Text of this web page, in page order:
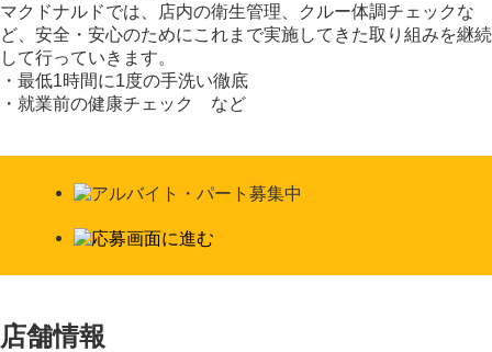
マクドナルドでは、店内の衛生管理、クルー体調チェックな
ど、安全・安心のためにこれまで実施してきた取り組みを継続
して行っていきます。
・最低1時間に1度の手洗い徹底
・就業前の健康チェック など
店舗情報